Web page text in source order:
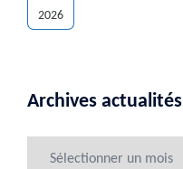
2026
Archives actualités